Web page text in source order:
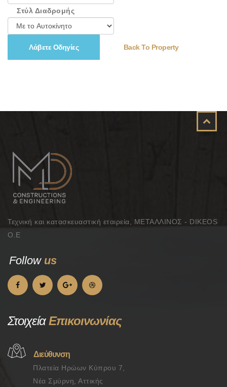
Στύλ Διαδρομής
Back To Property
Τεχνική και κατασκευαστική εταιρεία, ΜΕΤΑΛΛΙΝΟΣ - DIKEOS
Ο.Ε
Follow us
ΣτοιχείαΕπικοινωνίας
Διεύθυνση
Πλατεία Ηρώων Κύπρου 7,
Νέα Σμύρνη, Αττικής